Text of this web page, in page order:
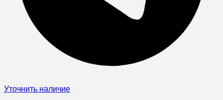
Уточнить наличие